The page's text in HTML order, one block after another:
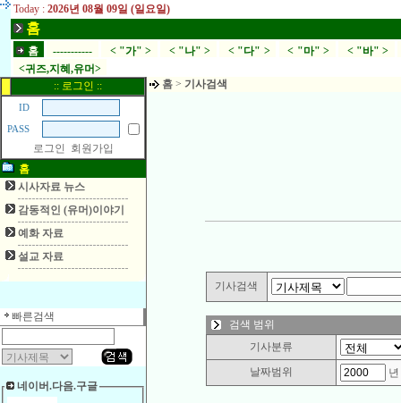
Today : 2026년 08월 09일 (일요일)
홈
홈 ----------- < "가" > < "나" > < "다" > < "마" > < "바" >
<귀즈,지혜,유머>
:: 로그인 ::
ID
PASS
로그인
회원가입
홈
시사자료 뉴스
감동적인 (유머)이야기
예화 자료
설교 자료
빠른검색
네이버.다음.구글
홈 > 기사검색
기사검색
검색 범위
기사분류
날짜범위